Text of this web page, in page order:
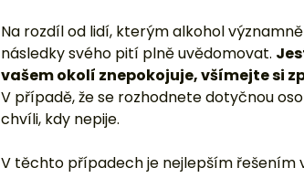
Na rozdíl od lidí, kterým alkohol
následky svého pití plně uvědomovat.
vašem okolí znepokojuje, všímejte si
V případě, že se rozhodnete dotyčnou
chvíli, kdy nepije.
V těchto případech je nejlepším